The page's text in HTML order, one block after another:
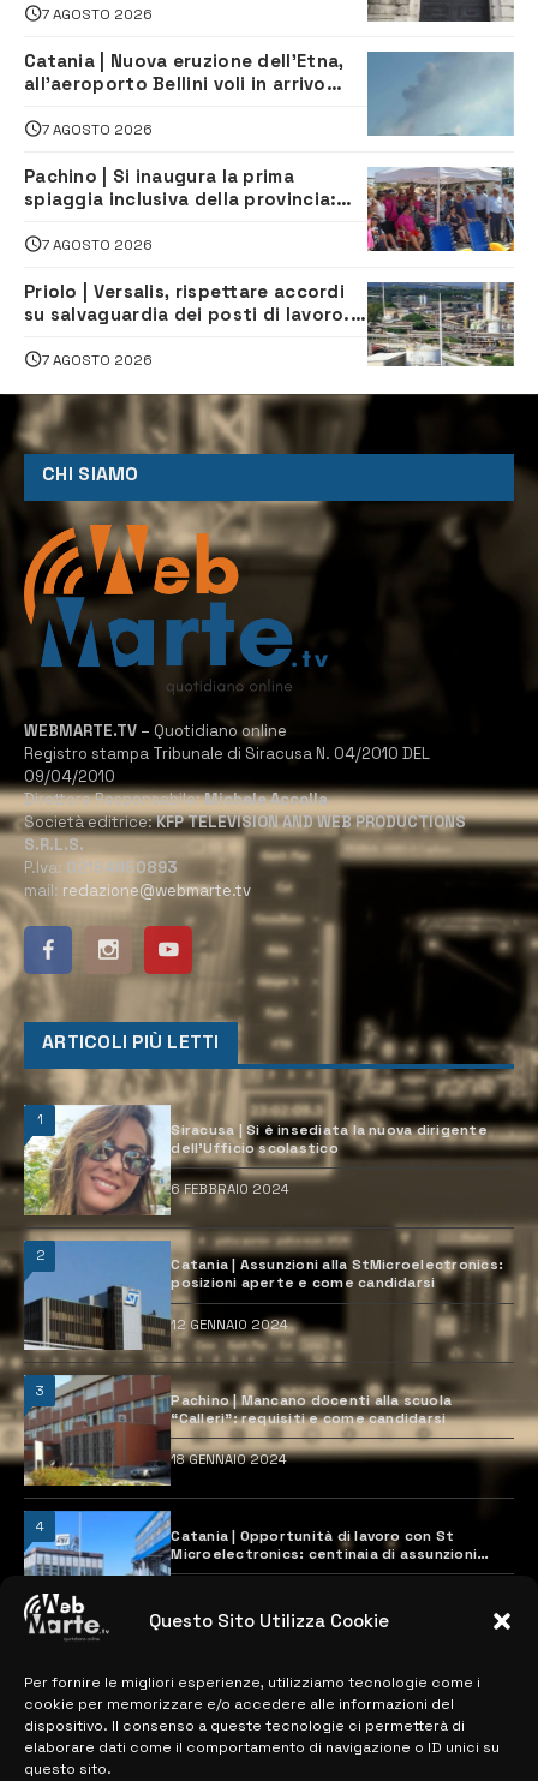
Questo Sito Utilizza Cookie
Per fornire le migliori esperienze, utilizziamo tecnologie come i
cookie per memorizzare e/o accedere alle informazioni del
dispositivo. Il consenso a queste tecnologie ci permetterà di
elaborare dati come il comportamento di navigazione o ID unici su
questo sito.
7 AGOSTO 2026
Catania | Nuova eruzione dell’Etna,
all’aeroporto Bellini voli in arrivo
7 AGOSTO 2026
Pachino | Si inaugura la prima
spiaggia inclusiva della provincia:
tutti
7 AGOSTO 2026
Priolo | Versalis, rispettare accordi
su salvaguardia dei posti di lavoro. Il
7 AGOSTO 2026
CHI SIAMO
WEBMARTE.TV – Quotidiano online
Registro stampa Tribunale di Siracusa N. 04/2010 DEL
09/04/2010
Direttore Responsabile:Michele Accolla
Società editrice:KFP TELEVISION AND WEB PRODUCTIONS
S.R.L.S.
P.Iva: 02184950893
mail: redazione@webmarte.tv
ARTICOLI PIÙ LETTI
1
Siracusa | Si è insediata la nuova dirigente
dell’Ufficio scolastico
6 FEBBRAIO 2024
2
Catania | Assunzioni alla StMicroelectronics:
posizioni aperte e come candidarsi
12 GENNAIO 2024
3
Pachino | Mancano docenti alla scuola
“Calleri”: requisiti e come candidarsi
18 GENNAIO 2024
4
Catania | Opportunità di lavoro con St
Microelectronics: centinaia di assunzioni
previste
MAPPA DEL SITO
> NOTIZIE